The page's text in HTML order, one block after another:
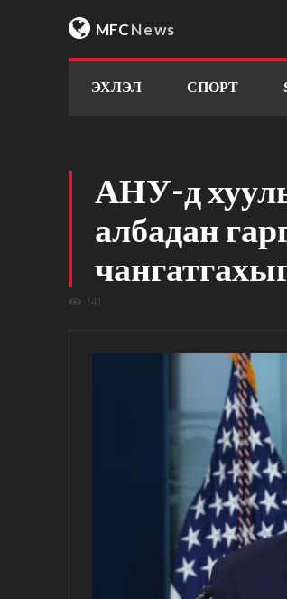
MFCNews
ЭХЛЭЛ СПОРТ
АНУ-д
албадан
141